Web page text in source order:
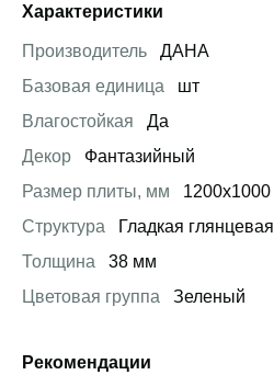
Характеристики
Производитель
ДАНА
Базовая единица
шт
Влагостойкая
Да
Декор
Фантазийный
Размер плиты, мм
1200х1000
Структура
Гладкая глянцевая
Толщина
38 мм
Цветовая группа
Зеленый
Рекомендации